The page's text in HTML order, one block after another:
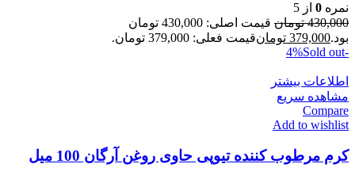
نمره 0 از 5
430,000 تومان
قیمت اصلی: 430,000 تومان
بود.379,000 تومانقیمت فعلی: 379,000 تومان.
-4%
Sold out
اطلاعات بیشتر
مشاهده سریع
Compare
Add to wishlist
کرم مرطوب کننده تیوپی حاوی روغن آرگان 100 میل